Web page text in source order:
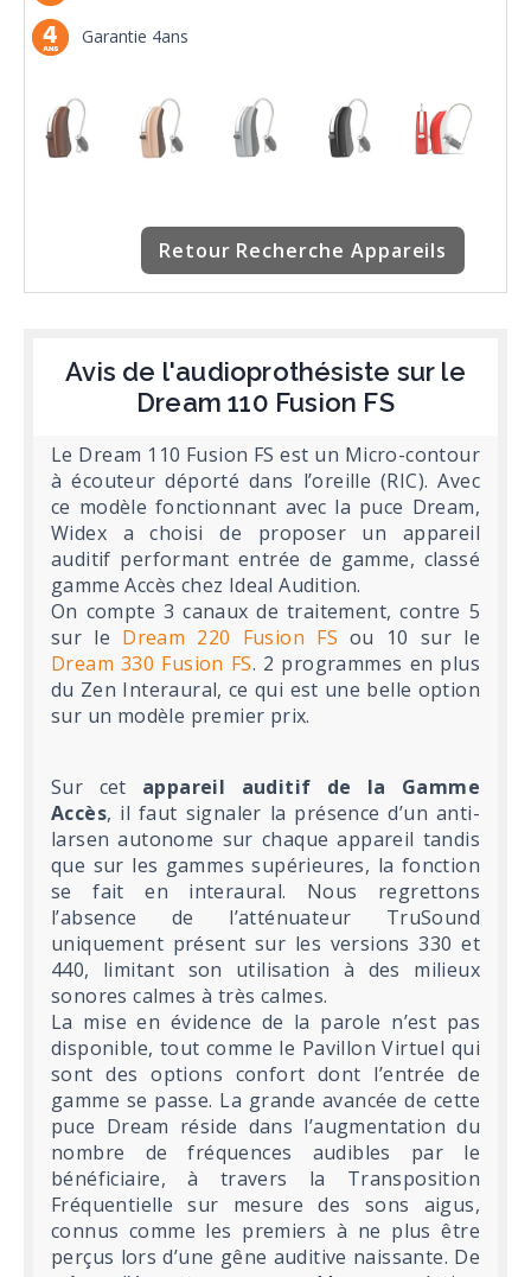
Garantie 4ans
Retour Recherche Appareils
Avis de l'audioprothésiste sur le
Dream 110 Fusion FS
Le Dream 110 Fusion FS est un Micro-contour
à écouteur déporté dans l’oreille (RIC). Avec
ce modèle fonctionnant avec la puce Dream,
Widex a choisi de proposer un appareil
auditif performant entrée de gamme, classé
gamme Accès chez Ideal Audition.
On compte 3 canaux de traitement, contre 5
sur le Dream 220 Fusion FS ou 10 sur le
Dream 330 Fusion FS. 2 programmes en plus
du Zen Interaural, ce qui est une belle option
sur un modèle premier prix.
Sur cet appareil auditif de la Gamme
Accès, il faut signaler la présence d’un anti-
larsen autonome sur chaque appareil tandis
que sur les gammes supérieures, la fonction
se fait en interaural. Nous regrettons
l’absence de l’atténuateur TruSound
uniquement présent sur les versions 330 et
440, limitant son utilisation à des milieux
sonores calmes à très calmes.
La mise en évidence de la parole n’est pas
disponible, tout comme le Pavillon Virtuel qui
sont des options confort dont l’entrée de
gamme se passe. La grande avancée de cette
puce Dream réside dans l’augmentation du
nombre de fréquences audibles par le
bénéficiaire, à travers la Transposition
Fréquentielle sur mesure des sons aigus,
connus comme les premiers à ne plus être
perçus lors d’une gêne auditive naissante. De